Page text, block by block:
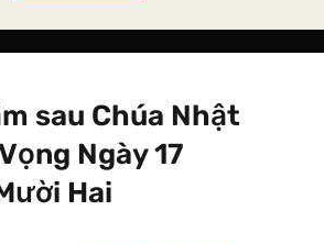
sau Chúa Nhật
Ngày 17
Hai